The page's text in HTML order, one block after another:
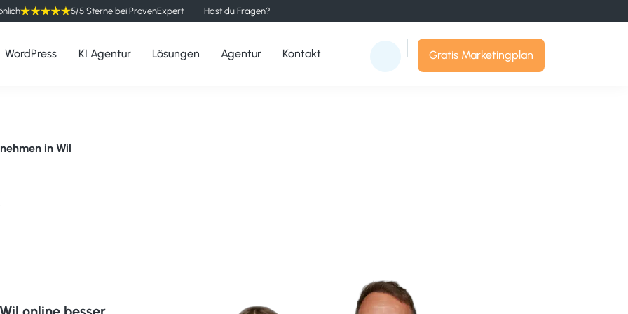
5/5 Sterne bei ProvenExpert Hast du Fragen?
WordPress KI Agentur Lösungen Agentur Kontakt Gratis Marketingplan
in Wil